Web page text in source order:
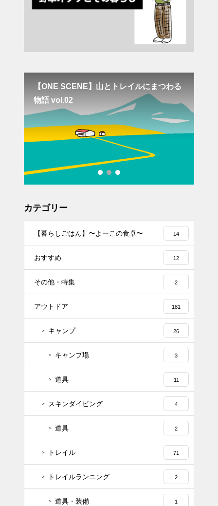
【ONE SCENE】山とトレイルにまつわる
物語 vol.02
カテゴリー
【暮らしごはん】〜よーこの食卓〜 14
おすすめ 12
その他・特集 2
アウトドア 181
キャンプ 26
キャンプ場 3
道具 11
スキンダイビング 4
道具 2
トレイル 71
トレイルランニング 2
道具・装備 1